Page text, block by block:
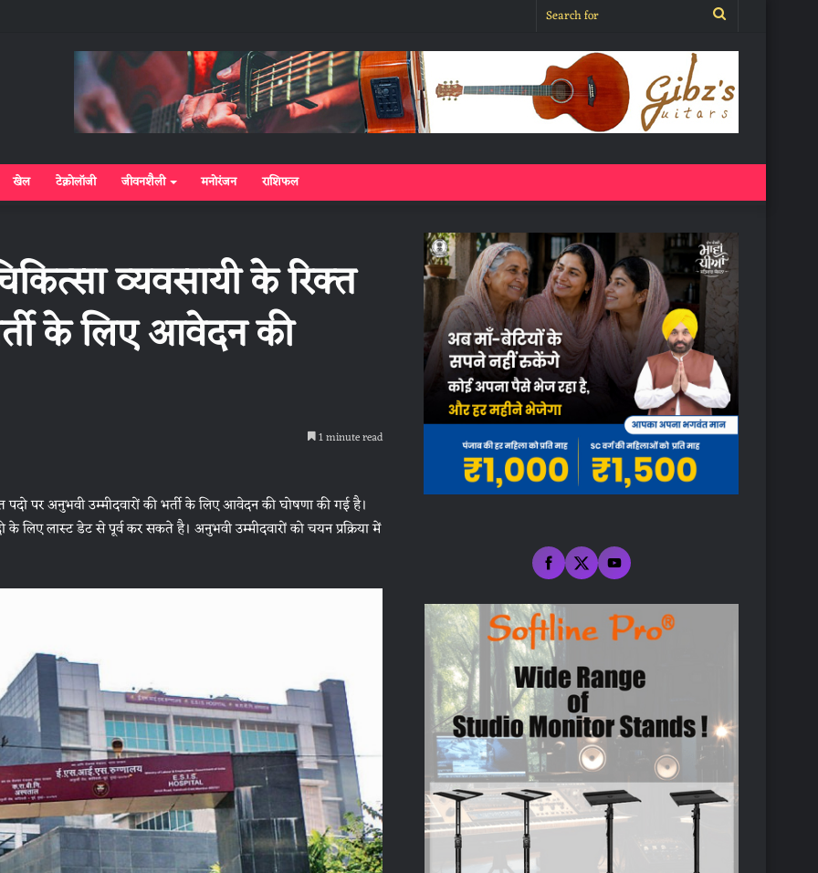
Search
for
खेल टेक्नोलॉजी जीवनशैली मनोरंजन राशिफल
व्यवसायी के रिक्त
के लिए आवेदन की
1 minute read
पदो पर अनुभवी उम्मीदवारों की भर्ती के लिए आवेदन की घोषणा की गई है।
लास्ट डेट से पूर्व कर सकते है। अनुभवी उम्मीदवारों को चयन प्रक्रिया में